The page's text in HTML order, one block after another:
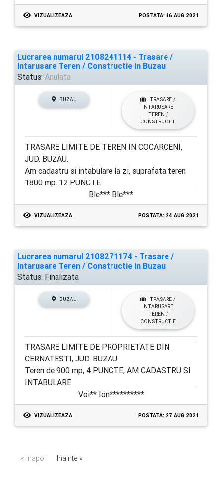
VIZUALIZEAZA POSTATA: 16.AUG.2021
Lucrarea numarul 2108241114 - Trasare /
Intarusare Teren / Constructie in Buzau
Status: Anulata
BUZAU
TRASARE /
INTARUSARE
TEREN /
CONSTRUCTIE
TRASARE LIMITE DE TEREN IN COCARCENI,
JUD. BUZAU.
Am cadastru si intabulare la zi, suprafata teren
1800 mp, 12 PUNCTE
Ble*** Ble***
VIZUALIZEAZA POSTATA: 24.AUG.2021
Lucrarea numarul 2108271174 - Trasare /
Intarusare Teren / Constructie in Buzau
Status: Finalizata
BUZAU
TRASARE /
INTARUSARE
TEREN /
CONSTRUCTIE
TRASARE LIMITE DE PROPRIETATE DIN
CERNATESTI, JUD. BUZAU.
Teren de 900 mp, 4 PUNCTE, AM CADASTRU SI
INTABULARE
Voi** Ion**********
VIZUALIZEAZA POSTATA: 27.AUG.2021
« Inapoi Inainte »